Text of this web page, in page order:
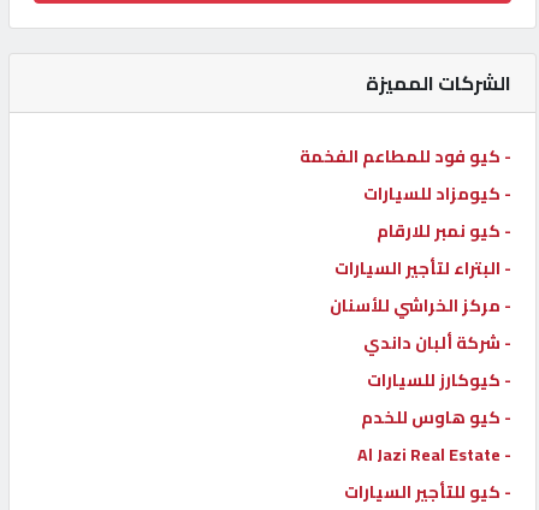
كيو
ماركت
الدليل
القطري
POWERED
QHOST
الشركات المميزة
- كيو فود للمطاعم الفخمة
- كيومزاد للسيارات
- كيو نمبر للارقام
- البتراء لتأجير السيارات
- مركز الخراشي للأسنان
- شركة ألبان داندي
- كيوكارز للسيارات
- كيو هاوس للخدم
- Al Jazi Real Estate
- كيو للتأجير السيارات